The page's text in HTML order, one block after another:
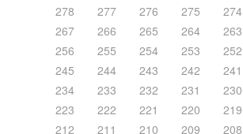
278
277 276 275 274
267
266 265 264 263
256
255 254 253 252
245
244 243 242 241
234
233 232 231 230
223
222 221 220 219
212
211 210 209 208